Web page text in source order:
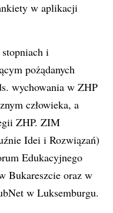
w aplikacji
i
pożądanych
wychowania w ZHP
człowieka, a
ZHP. ZIM
Idei i Rozwiązań)
Edukacyjnego
Bukareszcie oraz w
w Luksemburgu.